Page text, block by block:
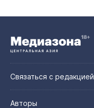
Связаться с редакцией
Авторы